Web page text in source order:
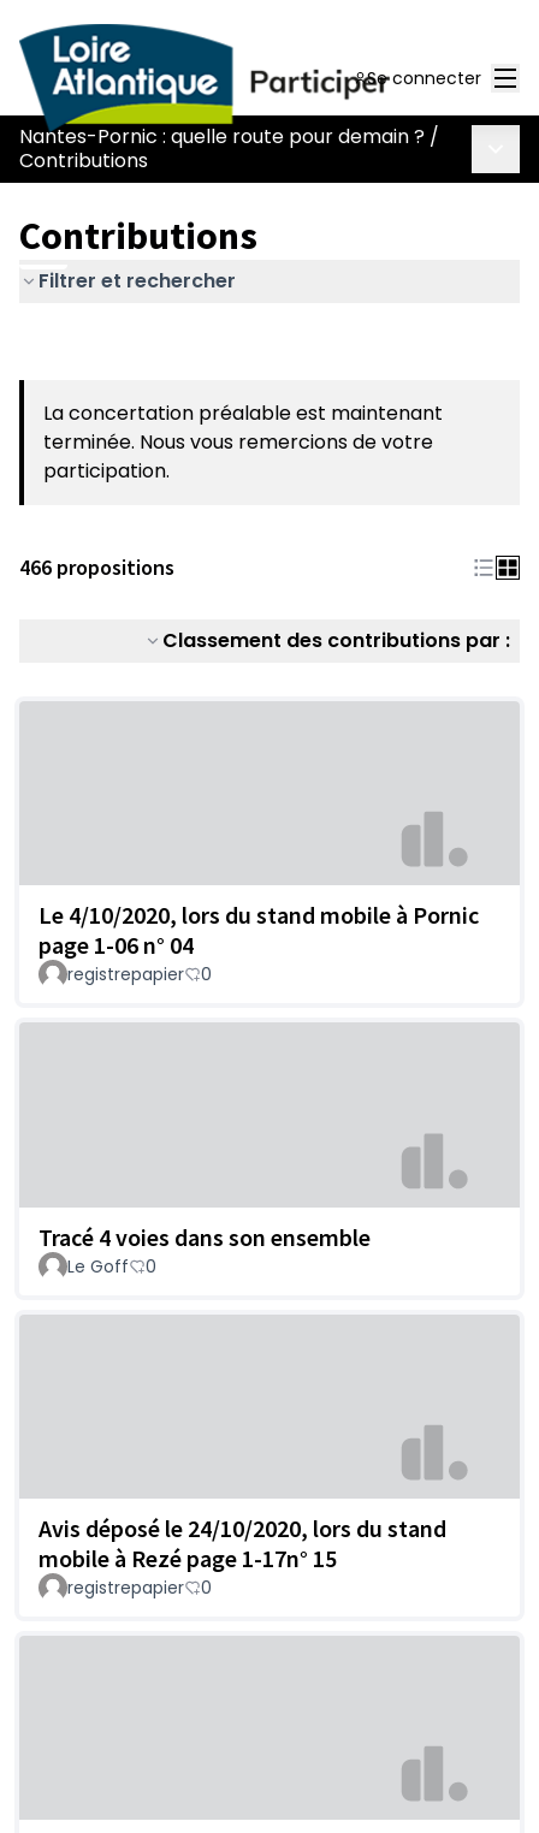
Se connecter
Nantes-Pornic : quelle route pour demain ? /
Contributions
Contributions
Filtrer et rechercher
La concertation préalable est maintenant
terminée. Nous vous remercions de votre
participation.
466 propositions
Classement des contributions par :
Le 4/10/2020, lors du stand mobile à Pornic
page 1-06 n° 04
registrepapier 0
Tracé 4 voies dans son ensemble
Le Goff 0
Avis déposé le 24/10/2020, lors du stand
mobile à Rezé page 1-17n° 15
registrepapier 0